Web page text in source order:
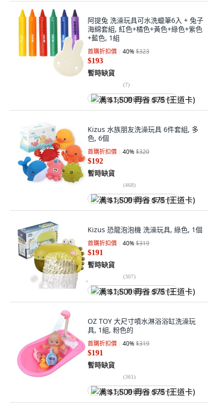
阿提兔 洗澡玩具可水洗蠟筆6入 + 兔子
海綿套組, 紅色+橘色+黃色+綠色+紫色
+藍色, 1組
首購折扣價 40%$323
$193
暫時缺貨
(7)
满 $1,500 再省 $75 (王道卡)
Kizus 水族朋友洗澡玩具 6件套組, 多
色, 6個
首購折扣價 40%$320
$192
暫時缺貨
(468)
满 $1,500 再省 $75 (王道卡)
Kizus 恐龍泡泡機 洗澡玩具, 綠色, 1個
首購折扣價 40%$319
$191
暫時缺貨
(307)
满 $1,500 再省 $75 (王道卡)
OZ TOY 大尺寸噴水淋浴浴缸洗澡玩
具, 1組, 粉色的
首購折扣價 40%$319
$191
暫時缺貨
(361)
满 $1,500 再省 $75 (王道卡)